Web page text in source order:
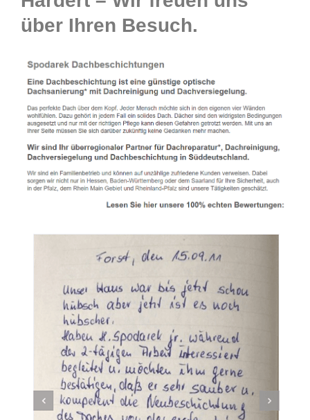
über Ihren Besuch.